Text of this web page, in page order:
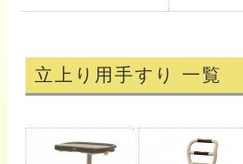
立上り用手すり 一覧